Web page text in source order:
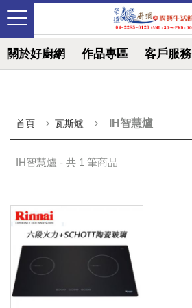
關於好廚網 作品專區 客戶服務
首頁 瓦斯爐 IH智慧爐
IH智慧爐 - 共 1 筆商品